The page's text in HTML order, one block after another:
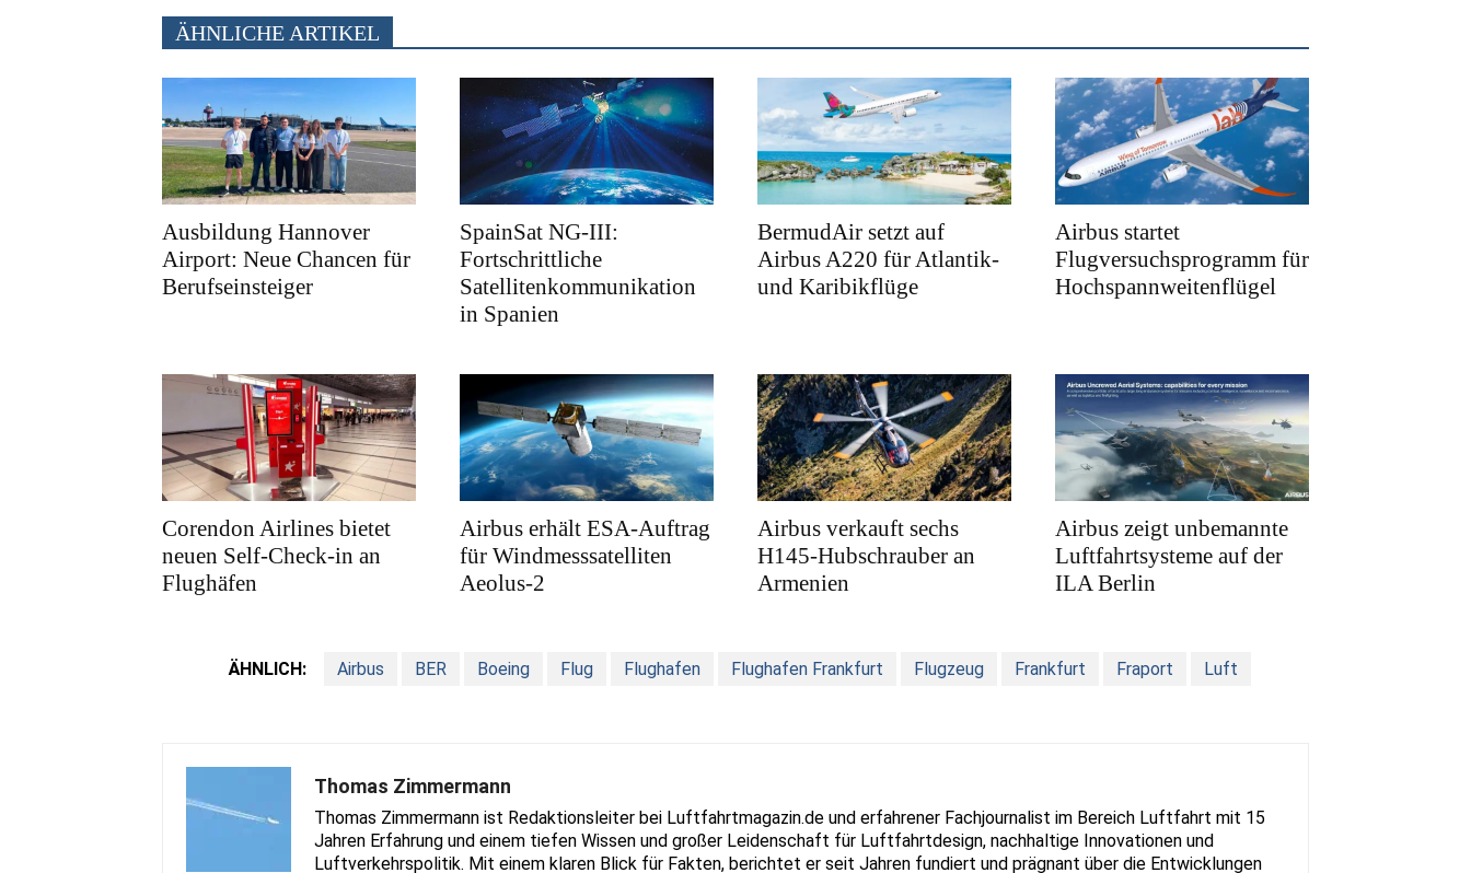
ÄHNLICHE ARTIKEL
Ausbildung Hannover
Airport: Neue Chancen für
Berufseinsteiger
SpainSat NG-III:
Fortschrittliche
Satellitenkommunikation
in Spanien
BermudAir setzt auf
Airbus A220 für Atlantik-
und Karibikflüge
Airbus startet
Flugversuchsprogramm für
Hochspannweitenflügel
Corendon Airlines bietet
neuen Self-Check-in an
Flughäfen
Airbus erhält ESA-Auftrag
für Windmesssatelliten
Aeolus-2
Airbus verkauft sechs
H145-Hubschrauber an
Armenien
Airbus zeigt unbemannte
Luftfahrtsysteme auf der
ILA Berlin
ÄHNLICH: Airbus BER Boeing Flug Flughafen Flughafen Frankfurt Flugzeug Frankfurt Fraport Luft
Thomas Zimmermann
Thomas Zimmermann ist Redaktionsleiter bei Luftfahrtmagazin.de und erfahrener Fachjournalist im Bereich Luftfahrt mit 15
Jahren Erfahrung und einem tiefen Wissen und großer Leidenschaft für Luftfahrtdesign, nachhaltige Innovationen und
Luftverkehrspolitik. Mit einem klaren Blick für Fakten, berichtet er seit Jahren fundiert und prägnant über die Entwicklungen